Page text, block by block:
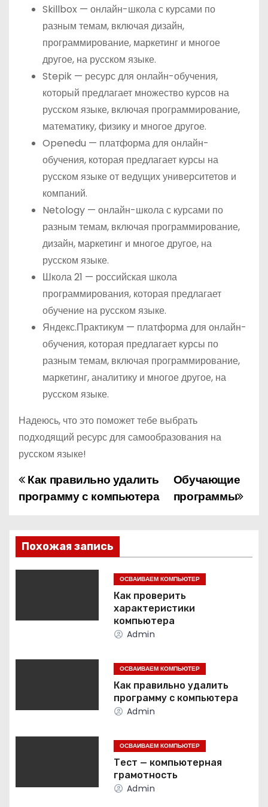
Skillbox — онлайн-школа с курсами по
разным темам, включая дизайн,
программирование, маркетинг и многое
другое, на русском языке.
Stepik — ресурс для онлайн-обучения,
который предлагает множество курсов на
русском языке, включая программирование,
математику, физику и многое другое.
Openedu — платформа для онлайн-
обучения, которая предлагает курсы на
русском языке от ведущих университетов и
компаний.
Netology — онлайн-школа с курсами по
разным темам, включая программирование,
дизайн, маркетинг и многое другое, на
русском языке.
Школа 21 — российская школа
программирования, которая предлагает
обучение на русском языке.
Яндекс.Практикум — платформа для онлайн-
обучения, которая предлагает курсы по
разным темам, включая программирование,
маркетинг, аналитику и многое другое, на
русском языке.
Надеюсь, что это поможет тебе выбрать
подходящий ресурс для самообразования на
русском языке!
Н
а
в
и
и
п
о
а
Обучающие
программы
Как правильно удалить
программу с компьютера
Похожая запись
ОСВАИВАЕМ КОМПЬЮТЕР
Как проверить
характеристики
компьютера
Admin
ОСВАИВАЕМ КОМПЬЮТЕР
Как правильно удалить
программу с компьютера
Admin
ОСВАИВАЕМ КОМПЬЮТЕР
Тест — компьютерная
грамотность
Admin